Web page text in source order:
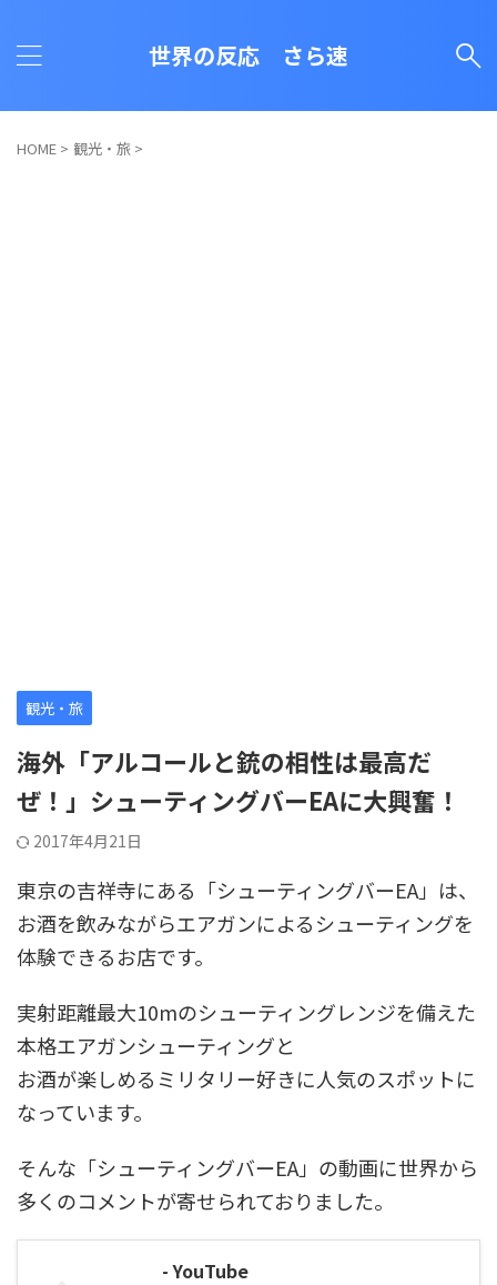
世界の反応 さら速
HOME > 観光・旅 >
観光・旅
海外「アルコールと銃の相性は最高だ
ぜ！」シューティングバーEAに大興奮！
2017年4月21日
東京の吉祥寺にある「シューティングバーEA」は、
お酒を飲みながらエアガンによるシューティングを
体験できるお店です。
実射距離最大10mのシューティングレンジを備えた
本格エアガンシューティングと
お酒が楽しめるミリタリー好きに人気のスポットに
なっています。
そんな「シューティングバーEA」の動画に世界から
多くのコメントが寄せられておりました。
- YouTube